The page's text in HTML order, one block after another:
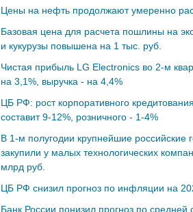
Цены на нефть продолжают умеренно
Базовая цена для расчета пошлины на
и кукурузы повышена на 1 тыс. руб.
Чистая прибыль LG Electronics во 2-м
на 3,1%, выручка - на 4,4%
ЦБ РФ: рост корпоративного
составит 9-12%, розничного - 1-4%
В 1-м полугодии крупнейшие российские
закупили у малых технологических
млрд руб.
ЦБ РФ снизил прогноз по инфляции на
Банк России понизил прогноз по средней